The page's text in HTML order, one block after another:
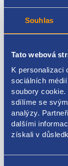
Souhlas
Tato webová
K personalizaci
sociálních
soubory
sdílíme se
analýzy.
dalšími
získali v
vodní trubka
umístění:
Kódy
7L6819925E